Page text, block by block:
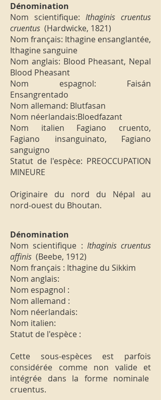
Dénomination
Nom scientifique: Ithaginis cruentus
cruentus (Hardwicke, 1821)
Nom français: Ithagine ensanglantée,
Ithagine sanguine
Nom anglais: Blood Pheasant, Nepal
Blood Pheasant
Nom espagnol: Faisán
Ensangrentado
Nom allemand: Blutfasan
Nom néerlandais:Bloedfazant
Nom italien Fagiano cruento,
Fagiano insanguinato, Fagiano
sanguigno
Statut de l'espèce: PREOCCUPATION
MINEURE
Originaire du nord du Népal au
nord-ouest du Bhoutan.
Dénomination
Nom scientifique : Ithaginis cruentus
affinis (Beebe, 1912)
Nom français : Ithagine du Sikkim
Nom anglais:
Nom espagnol :
Nom allemand :
Nom néerlandais:
Nom italien:
Statut de l'espèce :
Cette sous-espèces est parfois
considérée comme non valide et
intégrée dans la forme nominale
cruentus.